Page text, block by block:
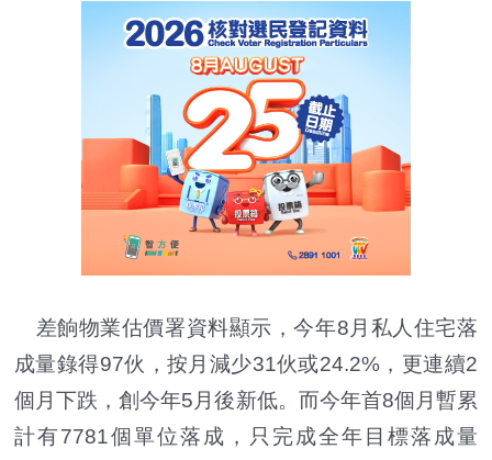
差餉物業估價署資料顯示，今年8月私人住宅落
成量錄得97伙，按月減少31伙或24.2%，更連續2
個月下跌，創今年5月後新低。而今年首8個月暫累
計有7781個單位落成，只完成全年目標落成量